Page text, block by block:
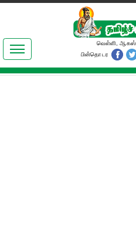
இலக்கியங்கள்
தமிழ் உலகம்
வெள்ளி,
பின்தொடர